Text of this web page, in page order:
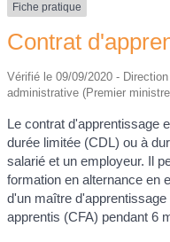
Fiche pratique
Contrat
Vérifié le 09/09/2020 -
administrative (Premier
Le contrat d'apprentissage
durée limitée (CDL) ou à
salarié et un employeur. Il
formation en alternance en
d'un maître
apprentis (CFA) pendant 6